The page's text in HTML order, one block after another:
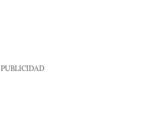
PUBLICIDAD